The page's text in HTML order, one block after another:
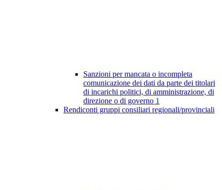
Sanzioni per mancata o incompleta
comunicazione dei dati da parte dei titolari
di incarichi politici, di amministrazione, di
direzione o di governo 1
Rendiconti gruppi consiliari regionali/provinciali